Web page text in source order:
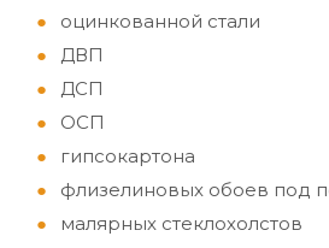
оцинкованной стали
ДВП
ДСП
ОСП
гипсокартона
флизелиновых обоев под
малярных стеклохолстов